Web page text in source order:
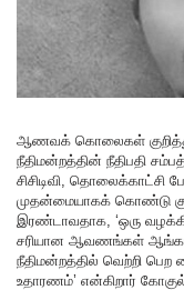
ஆணவக் கொலைகள் குறித்து
நீதிமன்றத்தின் நீதிபதி
சிசிடிவி, தொலைக்காட்சி
முதன்மையாகக் கொண்டு
இரண்டாவதாக, ‘ஒரு
சரியான ஆவணங்கள்
நீதிமன்றத்தில் வெற்றி பெற
உதாரணம்’ என்கிறார்